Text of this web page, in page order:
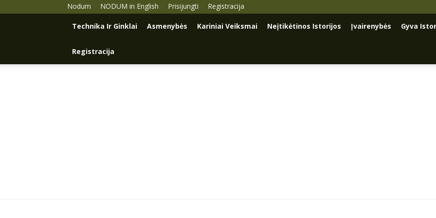
Nodum NODUM in English Prisijungti Registracija
Technika Ir Ginklai Asmenybės Kariniai Veiksmai Neįtikėtinos Istorijos Įvairenybės Gyva
Registracija